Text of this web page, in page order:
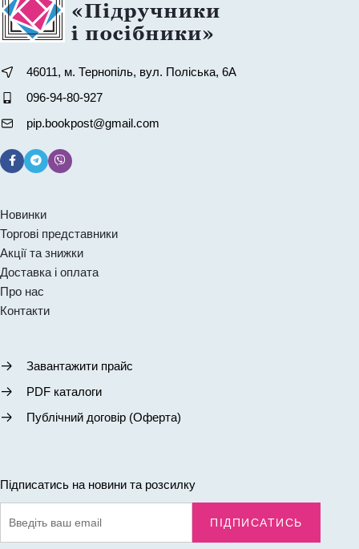
46011, м. Тернопіль, вул. Поліська, 6А
096-94-80-927
pip.bookpost@gmail.com
Новинки
Торгові представники
Акції та знижки
Доставка і оплата
Про нас
Контакти
Завантажити прайс
PDF каталоги
Публічний договір (Оферта)
Підписатись на новини та розсилку
ПІДПИСАТИСЬ